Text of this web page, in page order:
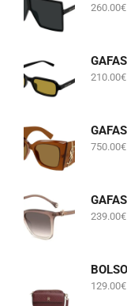
260.00€
210.00€
750.00€
239.00€
129.00€